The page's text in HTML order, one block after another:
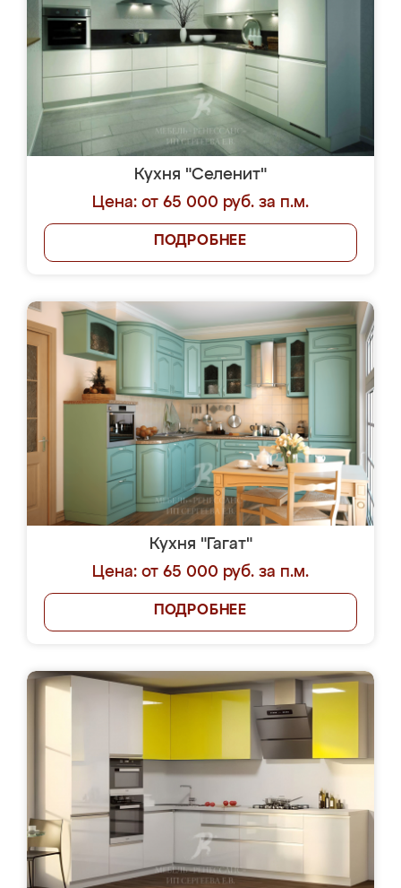
Кухня "Селенит"
Цена: от 65 000 руб. за п.м.
ПОДРОБНЕЕ
Кухня "Гагат"
Цена: от 65 000 руб. за п.м.
ПОДРОБНЕЕ